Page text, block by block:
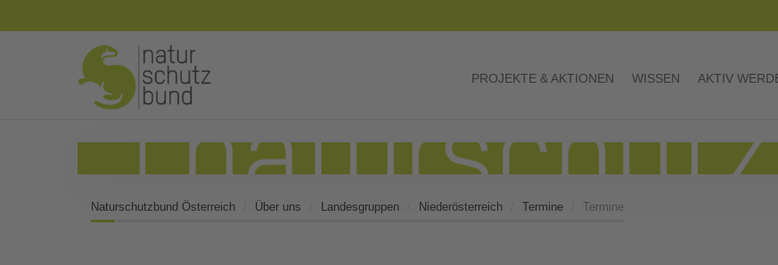
PROJEKTE & AKTIONEN WISSEN AKTIV
Naturschutzbund Österreich Über uns Landesgruppen Niederösterreich Termine Termine